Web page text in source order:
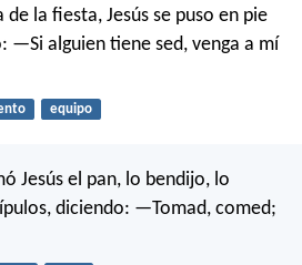
la fiesta, Jesús se puso en pie
—Si alguien tiene sed, venga a mí
equipo
Jesús el pan, lo bendijo, lo
diciendo: —Tomad, comed;